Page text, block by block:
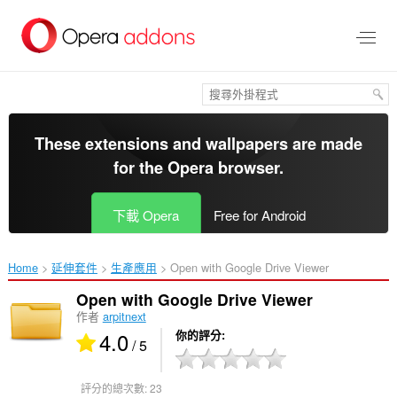
區
These extensions and wallpapers are made
for theOpera browser.
下載 Opera Free for Android
Home 延伸套件 生產應用 Open with Google Drive Viewer‎
Open with Google Drive Viewer
作者 arpitnext
4.0/ 5 你的評分
評分的總次數:23